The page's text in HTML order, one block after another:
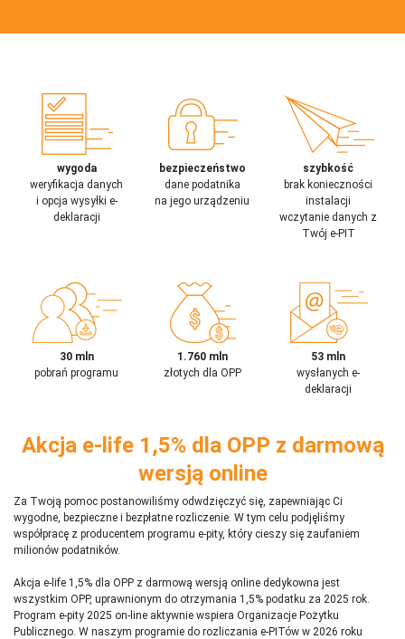
wygoda
weryfikacja danych
i opcja wysyłki e-
deklaracji
bezpieczeństwo
dane podatnika
na jego urządzeniu
szybkość
brak konieczności
instalacji
wczytanie danych z
Twój e-PIT
30 mln
pobrań programu
1.760 mln
złotych dla OPP
53 mln
wysłanych e-
deklaracji
Akcja e-life 1,5% dla OPP z darmową
wersją online
Za Twoją pomoc postanowiliśmy odwdzięczyć się, zapewniając Ci
wygodne, bezpieczne i bezpłatne rozliczenie. W tym celu podjęliśmy
współpracę z producentem programu e-pity, który cieszy się zaufaniem
milionów podatników.
Akcja e-life 1,5% dla OPP z darmową wersją online dedykowna jest
wszystkim OPP, uprawnionym do otrzymania 1,5% podatku za 2025 rok.
Program e-pity 2025 on-line aktywnie wspiera Organizacje Pożytku
Publicznego. W naszym programie do rozliczania e-PITów w 2026 roku